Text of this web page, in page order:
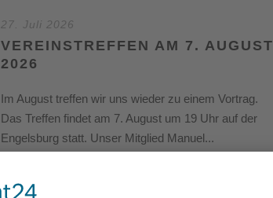
27. Juli 2026
VEREINSTREFFEN AM 7. AUGUST
2026
Im August treffen wir uns wieder zu einem Vortrag.
Das Treffen findet am 7. August um 19 Uhr auf der
Engelsburg statt. Unser Mitglied Manuel...